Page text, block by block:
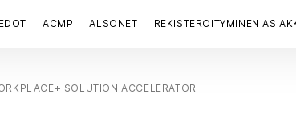
ACMP ALSONET REKISTERÖITYMINEN
SOLUTION ACCELERATOR